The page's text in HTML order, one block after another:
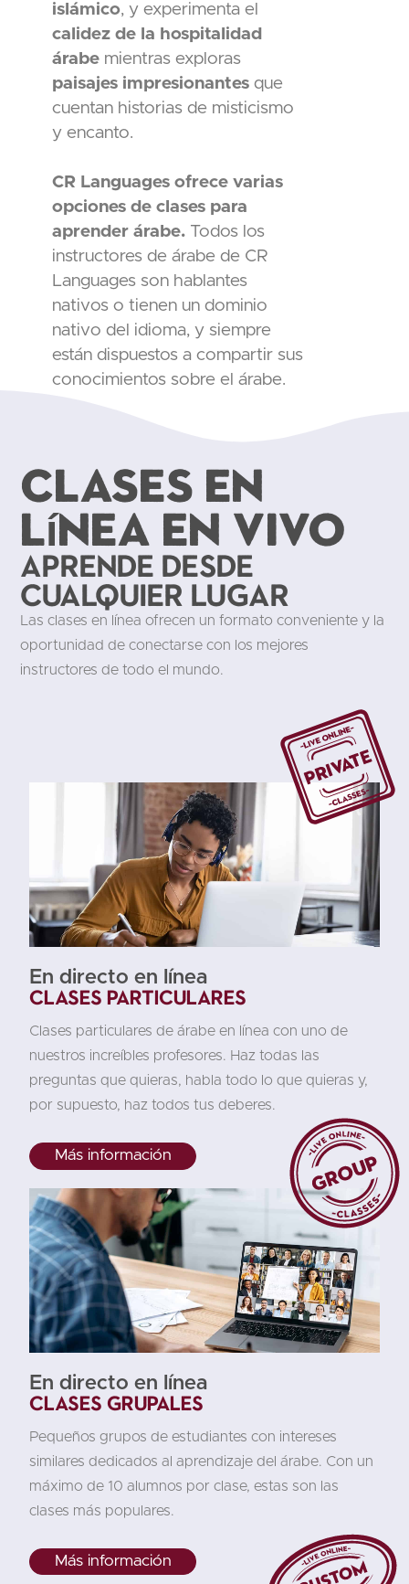
islámico, y experimenta el
calidez de la hospitalidad
árabemientras exploras
paisajes impresionantesque
cuentan historias de misticismo
y encanto.
CR Languages ofrece varias
opciones de clases para
aprender árabe. Todos los
instructores de árabe de CR
Languages son hablantes
nativos o tienen un dominio
nativo del idioma, y siempre
están dispuestos a compartir sus
conocimientos sobre el árabe.
Clases en
línea en vivo
Aprende desde
cualquier lugar
Las clases en línea ofrecen un formato conveniente y la
oportunidad de conectarse con los mejores
instructores de todo el mundo.
En directo en línea
Clases particulares
Clases particulares de árabe en línea con uno de
nuestros increíbles profesores. Haz todas las
preguntas que quieras, habla todo lo que quieras y,
por supuesto, haz todos tus deberes.
Más información
En directo en línea
Clases grupales
Pequeños grupos de estudiantes con intereses
similares dedicados al aprendizaje del árabe. Con un
máximo de 10 alumnos por clase, estas son las
clases más populares.
Más información